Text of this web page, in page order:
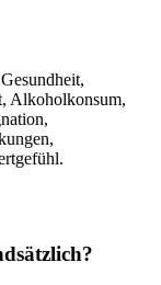
Alkoholkonsum,